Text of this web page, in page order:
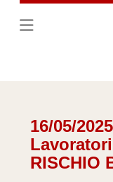
16/05/
RISCHIO